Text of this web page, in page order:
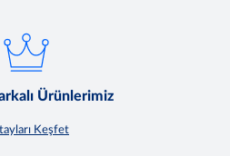
Ürünlerimiz
Keşfet